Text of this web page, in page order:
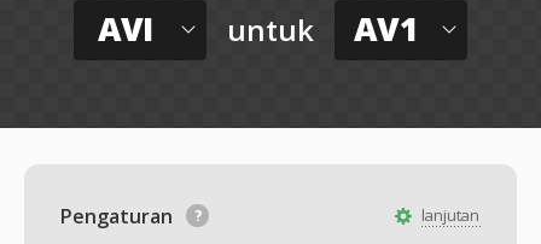
AVI untuk AV1
lanjutan
Pengaturan